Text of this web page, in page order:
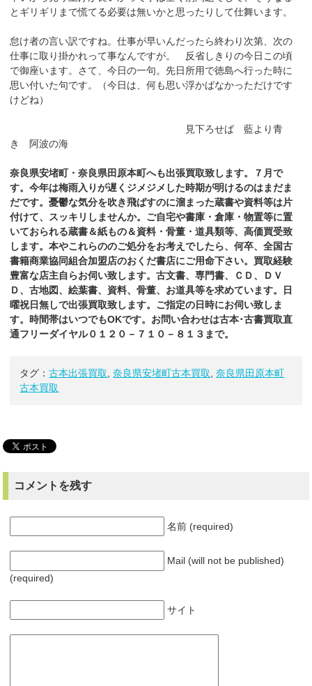
とギリギリまで慌てる必要は無いかと思ったりして仕舞います。
怠け者の言い訳ですね。仕事が早いんだったら終わり次第、次の
仕事に取り掛かれって事なんですが。 反省しきりの今日この頃
で御座います。さて、今日の一句。先日所用で徳島へ行った時に
思い付いた句です。（今日は、何も思い浮かばなかっただけです
けどね）
見下ろせば 藍より青
き 阿波の海
奈良県安堵町・奈良県田原本町へも出張買取致します。７月で
す。今年は梅雨入りが遅くジメジメした時期が明けるのはまだま
だです。憂鬱な気分を吹き飛ばすのに溜まった蔵書や資料等は片
付けて、スッキリしませんか。ご自宅や書庫・倉庫・物置等に置
いておられる蔵書＆紙もの＆資料・骨董・道具類等、高価買受致
します。本やこれらののご処分をお考えでしたら、何卒、全国古
書籍商業協同組合加盟店のおくだ書店にご用命下さい。買取経験
豊富な店主自らお伺い致します。古文書、専門書、ＣＤ、ＤＶ
Ｄ、古地図、絵葉書、資料、骨董、お道具等を求めています。日
曜祝日無しで出張買取致します。ご指定の日時にお伺い致しま
す。時間帯はいつでもOKです。お問い合わせは古本･古書買取直
通フリーダイヤル０１２０－７１０－８１３まで。
タグ：古本出張買取 ,奈良県安堵町古本買取 ,奈良県田原本町
古本買取
コメントを残す
名前 (required)
Mail (will not be published)
(required)
サイト